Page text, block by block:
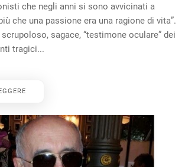
che negli anni si sono avvicinati a
che una passione era una ragione di vita”.
sagace, “testimone oculare” dei
tragici...